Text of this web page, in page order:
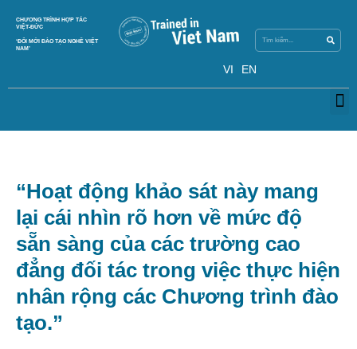
content
CHƯƠNG TRÌNH HỢP TÁC
VIỆT-ĐỨC
‘ĐỔI MỚI ĐÀO TẠO NGHỀ VIỆT
NAM’
VI EN
“Hoạt động khảo sát này mang
lại cái nhìn rõ hơn về mức độ
sẵn sàng của các trường cao
đẳng đối tác trong việc thực hiện
nhân rộng các Chương trình đào
tạo.”